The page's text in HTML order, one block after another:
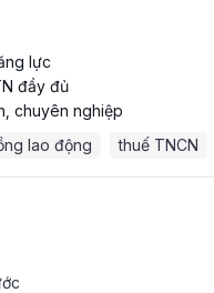
lực
đầy đủ
chuyên nghiệp
lao động thuế TNCN